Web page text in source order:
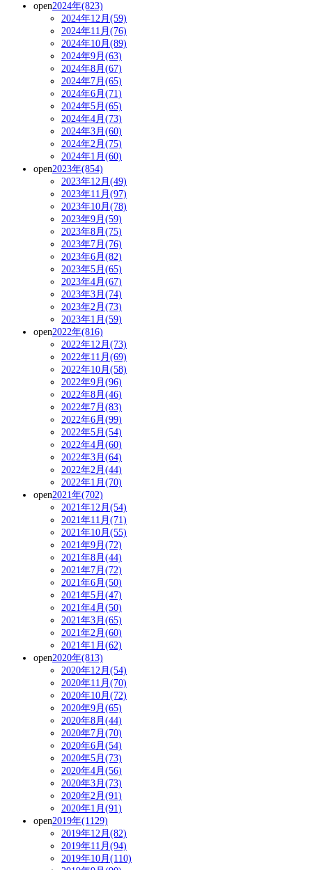
open2024年(823)
2024年12月(59)
2024年11月(76)
2024年10月(89)
2024年9月(63)
2024年8月(67)
2024年7月(65)
2024年6月(71)
2024年5月(65)
2024年4月(73)
2024年3月(60)
2024年2月(75)
2024年1月(60)
open2023年(854)
2023年12月(49)
2023年11月(97)
2023年10月(78)
2023年9月(59)
2023年8月(75)
2023年7月(76)
2023年6月(82)
2023年5月(65)
2023年4月(67)
2023年3月(74)
2023年2月(73)
2023年1月(59)
open2022年(816)
2022年12月(73)
2022年11月(69)
2022年10月(58)
2022年9月(96)
2022年8月(46)
2022年7月(83)
2022年6月(99)
2022年5月(54)
2022年4月(60)
2022年3月(64)
2022年2月(44)
2022年1月(70)
open2021年(702)
2021年12月(54)
2021年11月(71)
2021年10月(55)
2021年9月(72)
2021年8月(44)
2021年7月(72)
2021年6月(50)
2021年5月(47)
2021年4月(50)
2021年3月(65)
2021年2月(60)
2021年1月(62)
open2020年(813)
2020年12月(54)
2020年11月(70)
2020年10月(72)
2020年9月(65)
2020年8月(44)
2020年7月(70)
2020年6月(54)
2020年5月(73)
2020年4月(56)
2020年3月(73)
2020年2月(91)
2020年1月(91)
open2019年(1129)
2019年12月(82)
2019年11月(94)
2019年10月(110)